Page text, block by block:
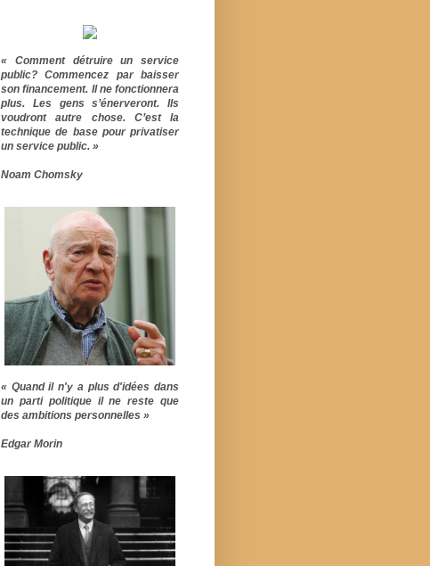
« Comment détruire un service
public? Commencez par baisser
son financement. Il ne fonctionnera
plus. Les gens s’énerveront. Ils
voudront autre chose. C’est la
technique de base pour privatiser
un service public. »
Noam Chomsky
« Quand il n'y a plus d'idées dans
un parti politique il ne reste que
des ambitions personnelles »
Edgar Morin